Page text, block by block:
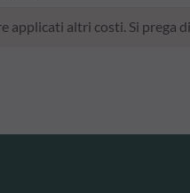
applicati altri costi. Si prega